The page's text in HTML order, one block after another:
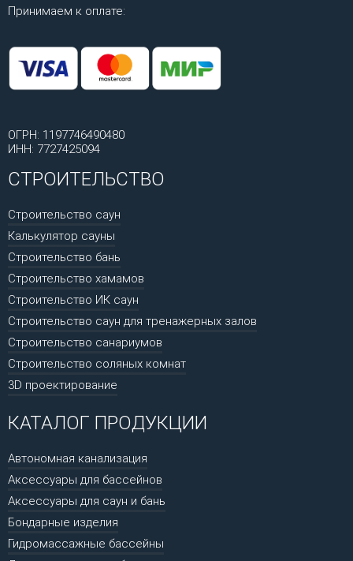
Принимаем к оплате:
ОГРН: 1197746490480
ИНН: 7727425094
СТРОИТЕЛЬСТВО
Строительство саун
Калькулятор сауны
Строительство бань
Строительство хамамов
Строительство ИК саун
Строительство саун для тренажерных залов
Строительство санариумов
Строительство соляных комнат
3D проектирование
КАТАЛОГ ПРОДУКЦИИ
Автономная канализация
Аксессуары для бассейнов
Аксессуары для саун и бань
Бондарные изделия
Гидромассажные бассейны